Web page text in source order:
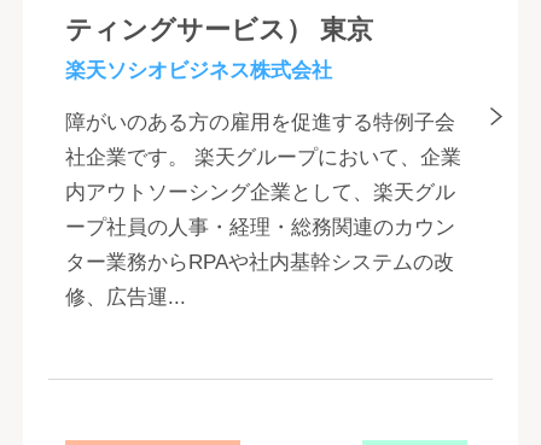
ティングサービス） 東京
楽天ソシオビジネス株式会社
障がいのある方の雇用を促進する特例子会
社企業です。 楽天グループにおいて、企業
内アウトソーシング企業として、楽天グル
ープ社員の人事・経理・総務関連のカウン
ター業務からRPAや社内基幹システムの改
修、広告運...